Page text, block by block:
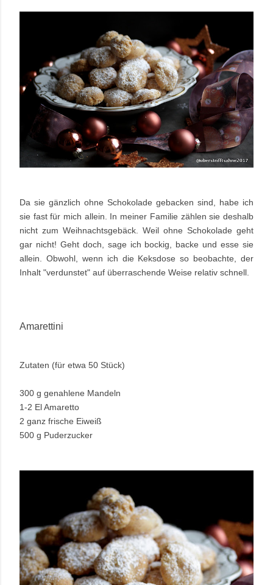
Da sie gänzlich ohne Schokolade gebacken sind, habe ich
sie fast für mich allein. In meiner Familie zählen sie deshalb
nicht zum Weihnachtsgebäck. Weil ohne Schokolade geht
gar nicht! Geht doch, sage ich bockig, backe und esse sie
allein. Obwohl, wenn ich die Keksdose so beobachte, der
Inhalt "verdunstet" auf überraschende Weise relativ schnell.
Amarettini
Zutaten (für etwa 50 Stück)
300 g genahlene Mandeln
1-2 El Amaretto
2 ganz frische Eiweiß
500 g Puderzucker